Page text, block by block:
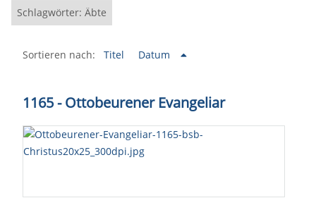
Schlagwörter: Äbte
Sortieren nach: Titel Datum
1165 - Ottobeurener Evangeliar